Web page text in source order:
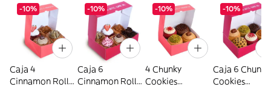
-10%
Caja 4
Cinnamon Rolls
-10%
Caja 6
Cinnamon Rolls
-10%
4 Chunky
Cookies
-10%
Caja 6 Chunky
Cookies